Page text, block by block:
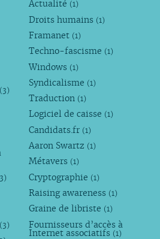
(3)
(3)
Actualité (1)
Droits humains (1)
Framanet (1)
Techno-fascisme (1)
Windows (1)
Syndicalisme (1)
Traduction (1)
Logiciel de caisse (1)
Candidats.fr (1)
Aaron Swartz (1)
Métavers (1)
Cryptographie (1)
Raising awareness (1)
Graine de libriste (1)
Fournisseurs d’accès à
Internet associatifs (1)